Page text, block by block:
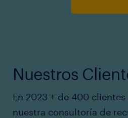
Nuestros
En 2023 + de 400
nuestra consultoría de